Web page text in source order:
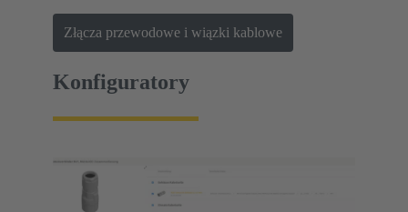
Złącza przewodowe i wiązki kablowe
Konfiguratory